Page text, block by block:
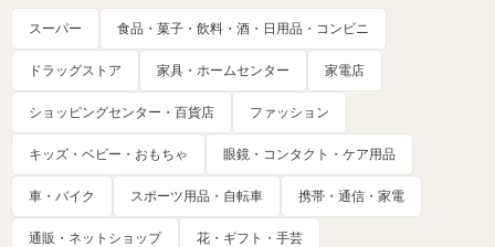
スーパー 食品・菓子・飲料・酒・日用品・コンビニ
ドラッグストア 家具・ホームセンター 家電店
ショッピングセンター・百貨店 ファッション
キッズ・ベビー・おもちゃ 眼鏡・コンタクト・ケア用品
車・バイク スポーツ用品・自転車 携帯・通信・家電
通販・ネットショップ 花・ギフト・手芸